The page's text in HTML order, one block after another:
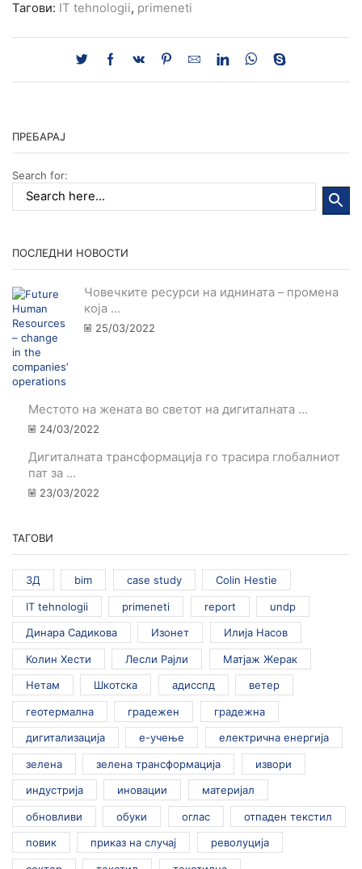
Тагови: IT tehnologii, primeneti
ПРЕБАРАЈ
Search for:
ПОСЛЕДНИ НОВОСТИ
Човечките ресурси на иднината – промена
која ...
25/03/2022
Местото на жената во светот на дигиталната ...
24/03/2022
Дигиталната трансформација го трасира глобалниот
пат за ...
23/03/2022
ТАГОВИ
3Д bim case study Colin Hestie
IT tehnologii primeneti report undp
Динара Садикова Изонет Илија Насов
Колин Хести Лесли Рајли Матјаж Жерак
Нетам Шкотска адисспд ветер
геотермална градежен градежна
дигитализација е-учење електрична енергија
зелена зелена трансформација извори
индустрија иновации материјал
обновливи обуки оглас отпаден текстил
повик приказ на случај револуција